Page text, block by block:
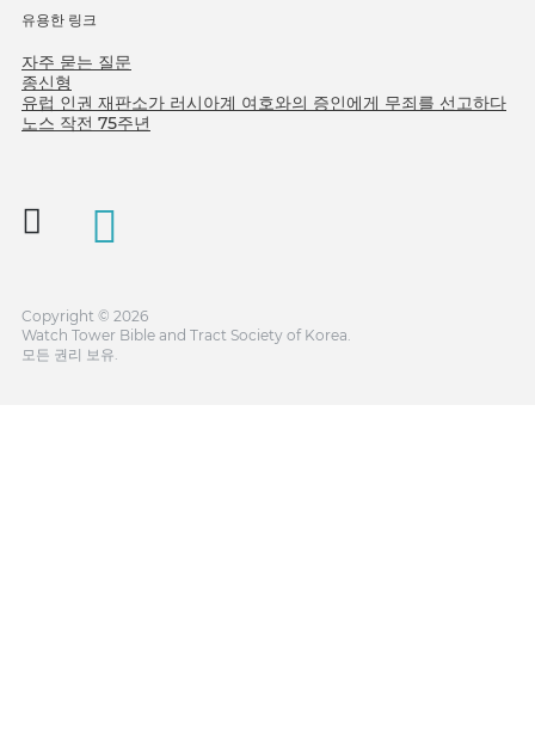
유용한 링크
자주 묻는 질문
종신형
유럽 인권 재판소가 러시아계 여호와의 증인에게 무죄를 선고하다
노스 작전 75주년
Copyright © 2026
Watch Tower Bible and Tract Society of Korea.
모든 권리 보유.